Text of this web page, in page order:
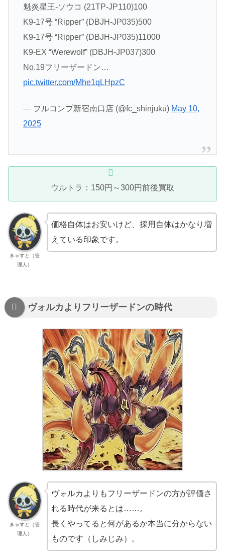
魁炎星王-ソウコ (21TP-JP110)100
K9-17号 “Ripper” (DBJH-JP035)500
K9-17号 “Ripper” (DBJH-JP035)11000
K9-EX “Werewolf” (DBJH-JP037)300
No.19フリーザードン…
pic.twitter.com/Mhe1qLHpzC
— フルコンプ新宿南口店 (@fc_shinjuku) May 10,
2025
ウルトラ：150円～300円前後買取
きゃすと（管
理人）
価格自体はお安いけど、採用自体はかなり増
えている印象です。
ヴォルカよりフリーザードンの時代
きゃすと（管
理人）
ヴォルカよりもフリーザードンの方が評価さ
れる時代が来るとは……。
長くやってると何があるか本当に分からない
ものです（しみじみ）。